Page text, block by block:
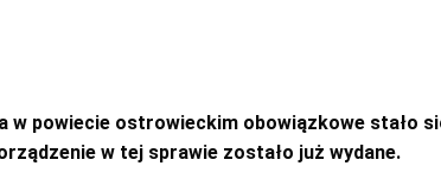
w powiecie ostrowieckim obowiązkowe stało
w tej sprawie zostało już wydane.